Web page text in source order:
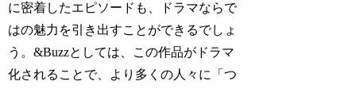
に密着したエピソードも、ドラマならで
はの魅力を引き出すことができるでしょ
う。&Buzzとしては、この作品がドラマ
化されることで、より多くの人々に「つ